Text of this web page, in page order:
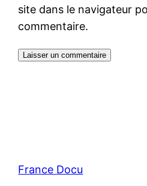
site dans le navigateur
commentaire.
France Docu